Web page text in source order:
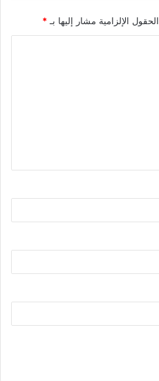
الحقول الإلزامية مشار إليها بـ *